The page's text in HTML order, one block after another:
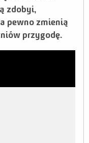
zdobyi,
pewno zmienią
przygodę.